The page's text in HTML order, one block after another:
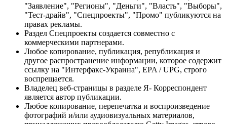
"Заявление", "Регионы", "Деньги", "Власть", "Выборы",
"Тест-драйв", "Спецпроекты", "Промо" публикуются на
правах рекламы.
Раздел Спецпроекты создается совместно с
коммерческими партнерами.
Любое копирование, публикация, републикация и
другое распространение информации, которое содержит
ссылку на "Интерфакс-Украина", EPA / UPG, строго
воспрещается.
Владелец веб-страницы в разделе Я- Корреспондент
является автор публикации.
Любое копирование, перепечатка и воспроизведение
фотографий и/или аудиовизуальных материалов,